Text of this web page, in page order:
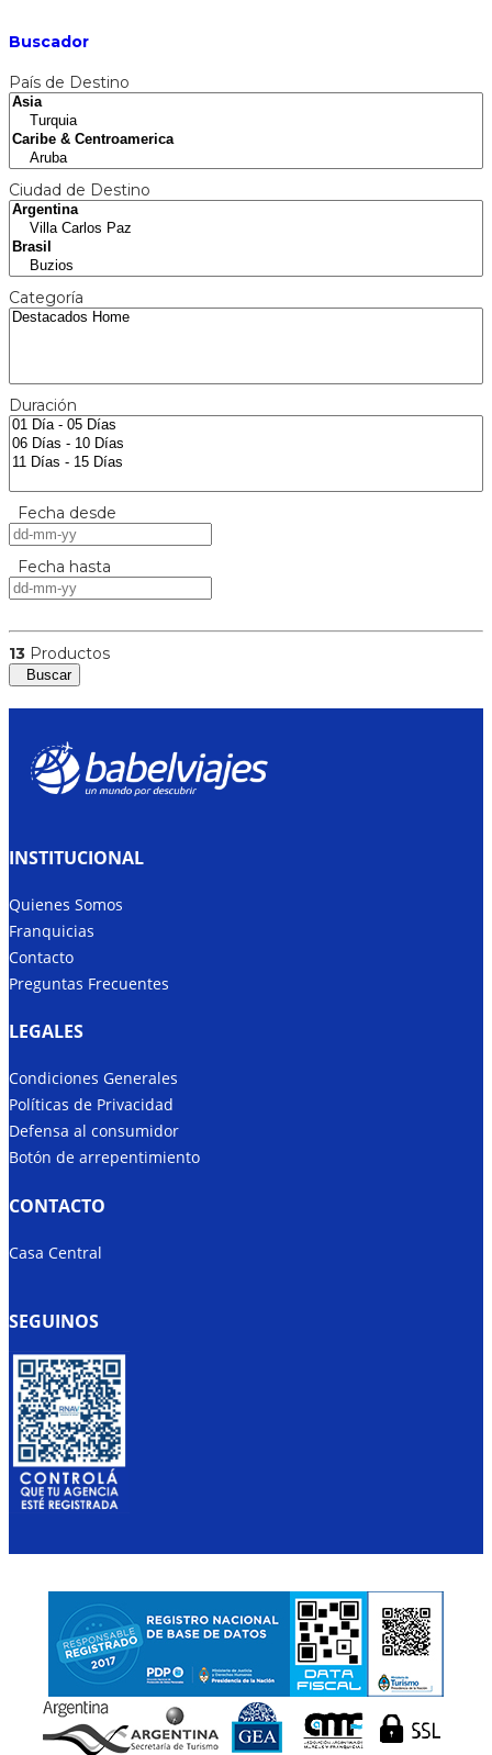
Buscador
País de Destino
Ciudad de Destino
Categoría
Duración
Fecha desde
Fecha hasta
13 Productos
Buscar
INSTITUCIONAL
Quienes Somos
Franquicias
Contacto
Preguntas Frecuentes
LEGALES
Condiciones Generales
Políticas de Privacidad
Defensa al consumidor
Botón de arrepentimiento
CONTACTO
Casa Central
SEGUINOS